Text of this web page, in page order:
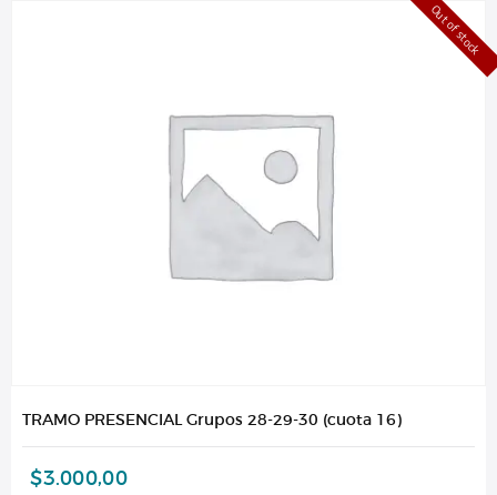
Out of stock
TRAMO PRESENCIAL Grupos 28-29-30 (cuota 16)
$3.000,00